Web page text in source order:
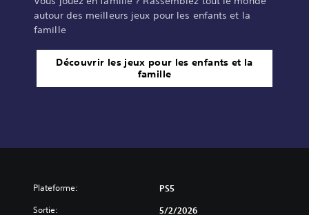
autour des meilleurs jeux pour les enfants et la
famille
Découvrir les jeux pour les enfants et la
famille
Plateforme: PS5
Sortie: 5/2/2026